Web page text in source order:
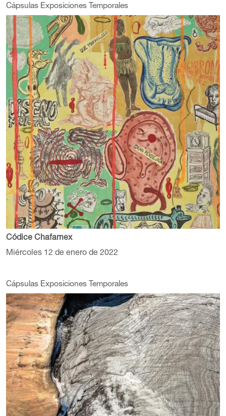
Cápsulas Exposiciones Temporales
Códice Chafamex
Miércoles 12 de enero de 2022
Cápsulas Exposiciones Temporales